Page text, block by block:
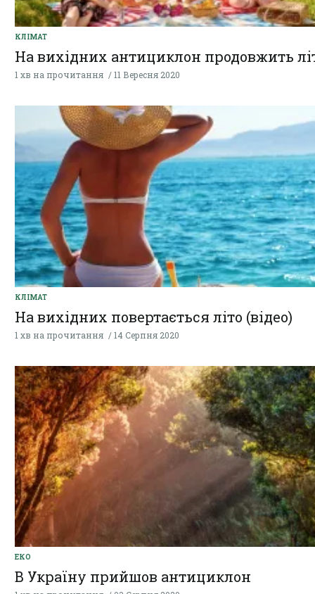
КЛІМАТ
На вихідних антициклон продовжить
1 хв на прочитання 11 Вересня 2020
КЛІМАТ
На вихідних повертається літо (відео)
1 хв на прочитання 14 Серпня 2020
ЕКО
В Україну прийшов антициклон